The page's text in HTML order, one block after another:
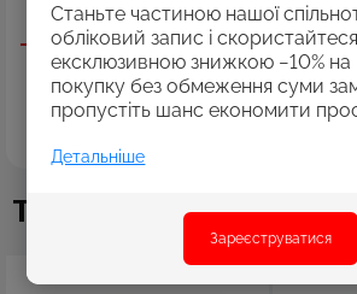
Станьте частиною нашої
обліковий запис і скористайтеся
ексклюзивною знижкою −10%
покупку без обмеження суми
пропустіть шанс економити
Детальніше
Зареєструватися
Опис Характеристики
Щоденник вчителя і вихователя. Формат
аркушів, блок білий офсет 70 г/м2 лінія,
баладек.Зміст: Особові дані, розклад
важливі дати, журнал успішності учнів
Також купують